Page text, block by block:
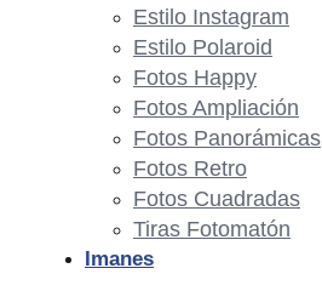
Estilo Instagram
Estilo Polaroid
Fotos Happy
Fotos Ampliación
Fotos Panorámicas
Fotos Retro
Fotos Cuadradas
Tiras Fotomatón
Imanes